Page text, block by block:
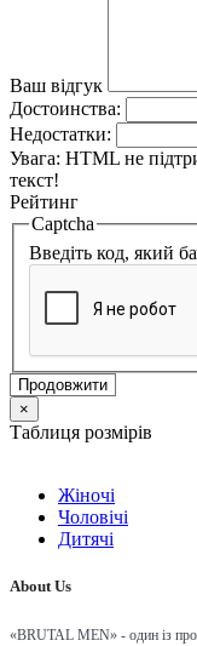
Ваш відгук
Достоинства:
Недостатки:
Увага: HTML не
текст!
Рейтинг
Captcha
Введіть код, який
Продовжити
×
Таблиця розмірів
Жіночі
Чоловічі
Дитячі
About Us
«BRUTAL MEN» - один із